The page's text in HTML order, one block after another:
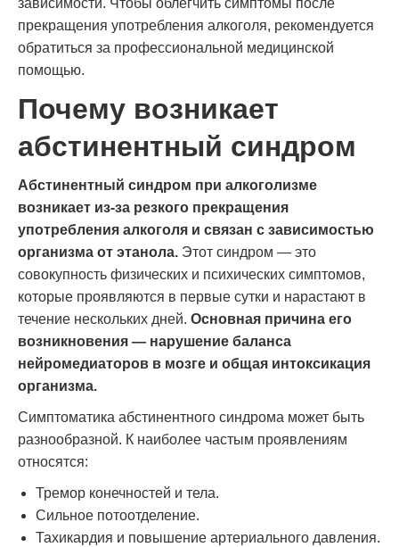
зависимости. Чтобы облегчить симптомы после
прекращения употребления алкоголя, рекомендуется
обратиться за профессиональной медицинской
помощью.
Почему возникает
абстинентный синдром
Абстинентный синдром при алкоголизме
возникает из-за резкого прекращения
употребления алкоголя и связан с зависимостью
организма от этанола. Этот синдром — это
совокупность физических и психических симптомов,
которые проявляются в первые сутки и нарастают в
течение нескольких дней. Основная причина его
возникновения — нарушение баланса
нейромедиаторов в мозге и общая интоксикация
организма.
Симптоматика абстинентного синдрома может быть
разнообразной. К наиболее частым проявлениям
относятся:
Тремор конечностей и тела.
Сильное потоотделение.
Тахикардия и повышение артериального давления.